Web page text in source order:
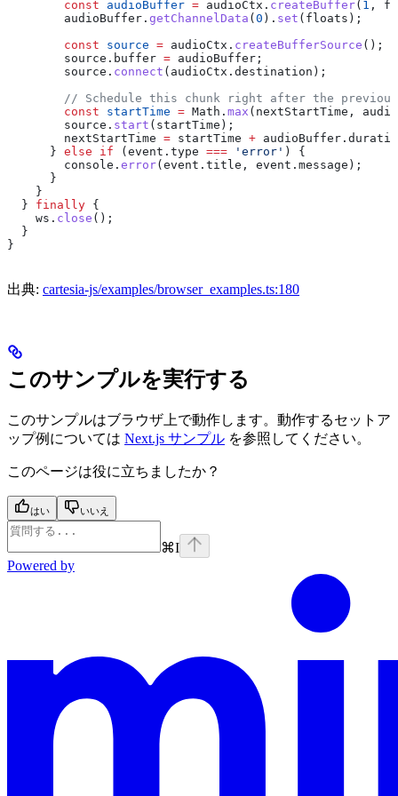
        const
audioBuffer = audioCtx . createBuffer( 1 ,
        audioBuffer
. getChannelData ( 0 ). set ( floats );
        const
source = audioCtx . createBufferSource ();
        source
. buffer = audioBuffer ;
        source
. connect ( audioCtx . destination );
// Schedule this chunk right after the
        const
startTime = Math . max ( nextStartTime ,
        source
. start ( startTime );
        nextStartTime
= startTime + audioBuffer .
      }
else if ( event . type === 'error' ) {
        console
. error( event . title , event . message );
      }
    }
  }
finally {
    ws
. close ();
  }
}
出典: cartesia-js/examples/browser_examples.ts:180
このサンプルを実行する
このサンプルはブラウザ上で動作します。動作するセットア
ップ例については Next.js サンプル を参照してください。
このページは役に立ちましたか？
はい いいえ
⌘I
Powered by